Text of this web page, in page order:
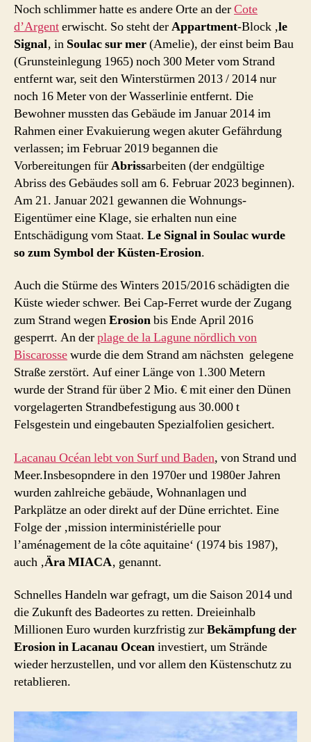
Noch schlimmer hatte es andere Orte an derCote
d’Argenterwischt. So steht derAppartment-Block ‚le
Signal‚ in Soulac sur mer(Amelie), der einst beim Bau
(Grunsteinlegung 1965) noch 300 Meter vom Strand
entfernt war, seit den Winterstürmen 2013 / 2014 nur
noch 16 Meter von der Wasserlinie entfernt. Die
Bewohner mussten das Gebäude im Januar 2014 im
Rahmen einer Evakuierung wegen akuter Gefährdung
verlassen; im Februar 2019 begannen die
Vorbereitungen fürAbrissarbeiten (der endgültige
Abriss des Gebäudes soll am 6. Februar 2023 beginnen).
Am 21. Januar 2021 gewannen die Wohnungs-
Eigentümer eine Klage, sie erhalten nun eine
Entschädigung vom Staat. Le Signal in Soulac wurde
so zum Symbol der Küsten-Erosion.
Auch die Stürme des Winters 2015/2016 schädigten die
Küste wieder schwer. Bei Cap-Ferret wurde der Zugang
zum Strand wegenErosionbis Ende April 2016
gesperrt. An derplage de la Lagune nördlich von
Biscarossewurde die dem Strand am nächsten gelegene
Straße zerstört. Auf einer Länge von 1.300 Metern
wurde der Strand für über 2 Mio. € mit einer den Dünen
vorgelagerten Strandbefestigung aus 30.000 t
Felsgestein und eingebauten Spezialfolien gesichert.
Lacanau Océan lebt von Surf und Baden, von Strand und
Meer.Insbesopndere in den 1970er und 1980er Jahren
wurden zahlreiche gebäude, Wohnanlagen und
Parkplätze an oder direkt auf der Düne errichtet. Eine
Folge der ‚mission interministérielle pour
l’aménagement de la côte aquitaine‘ (1974 bis 1987),
auch ‚Ära MIACA‚ genannt.
Schnelles Handeln war gefragt, um die Saison 2014 und
die Zukunft des Badeortes zu retten. Dreieinhalb
Millionen Euro wurden kurzfristig zurBekämpfung der
Erosion in Lacanau Oceaninvestiert, um Strände
wieder herzustellen, und vor allem den Küstenschutz zu
retablieren.